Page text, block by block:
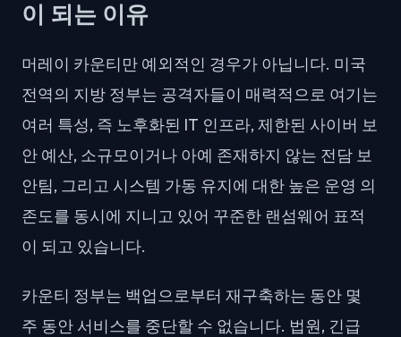
이 되는 이유
머레이 카운티만 예외적인 경우가 아닙니다. 미국
전역의 지방 정부는 공격자들이 매력적으로 여기는
여러 특성, 즉 노후화된 IT 인프라, 제한된 사이버 보
안 예산, 소규모이거나 아예 존재하지 않는 전담 보
안팀, 그리고 시스템 가동 유지에 대한 높은 운영 의
존도를 동시에 지니고 있어 꾸준한 랜섬웨어 표적
이 되고 있습니다.
카운티 정부는 백업으로부터 재구축하는 동안 몇
주 동안 서비스를 중단할 수 없습니다. 법원, 긴급